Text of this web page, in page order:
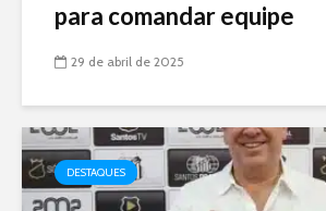
para comandar equipe
29 de abril de 2025
DESTAQUES